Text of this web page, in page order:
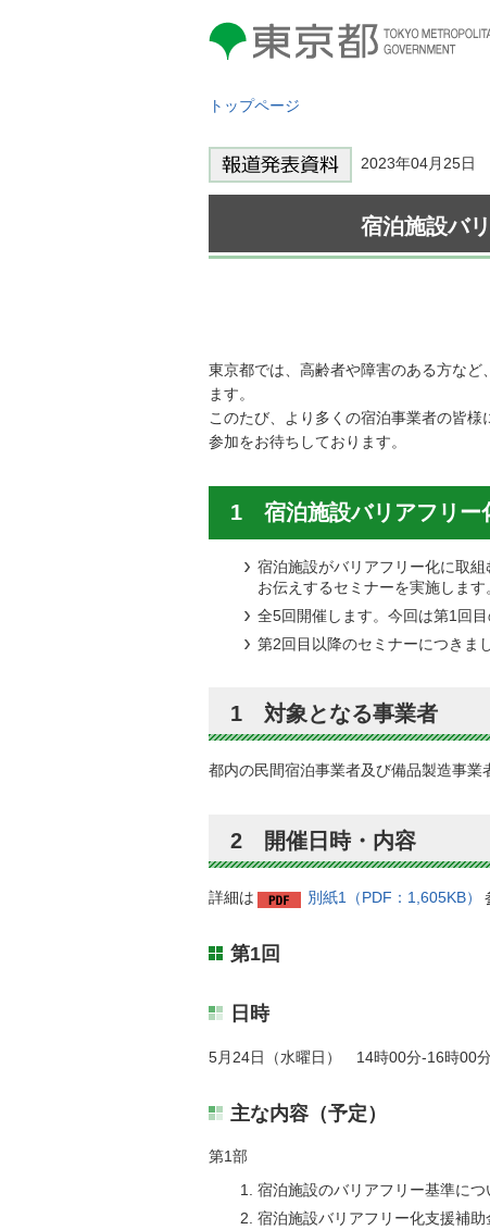
東京都 TOKYO METROPOLITAN
GOVERNMENT
トップページ
2023年04月25日
宿泊施設バ
東京都では、高齢者や障害のある方な
ます。
このたび、より多くの宿泊事業者の皆
参加をお待ちしております。
1 宿泊施設バリアフリー
宿泊施設がバリアフリー化に取
お伝えするセミナーを実施します
全5回開催します。今回は第1回
第2回目以降のセミナーにつきま
1 対象となる事業者
都内の民間宿泊事業者及び備品製造事
2 開催日時・内容
詳細は 別紙1（PDF：1,605KB）
第1回
日時
5月24日（水曜日） 14時00分-16時00
主な内容（予定）
第1部
宿泊施設のバリアフリー基準につ
宿泊施設バリアフリー化支援補助